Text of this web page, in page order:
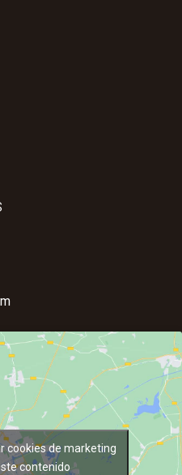
cookies de marketing
contenido